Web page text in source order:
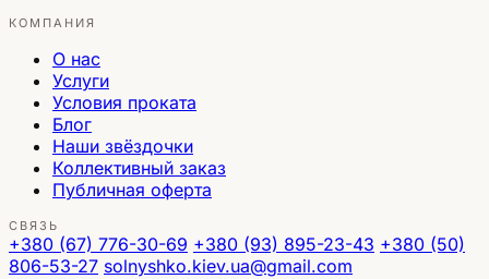
КОМПАНИЯ
О нас
Услуги
Условия проката
Блог
Наши звёздочки
Коллективный заказ
Публичная оферта
СВЯЗЬ
+380 (67) 776-30-69 +380 (93) 895-23-43 +380 (50)
806-53-27 solnyshko.kiev.ua@gmail.com